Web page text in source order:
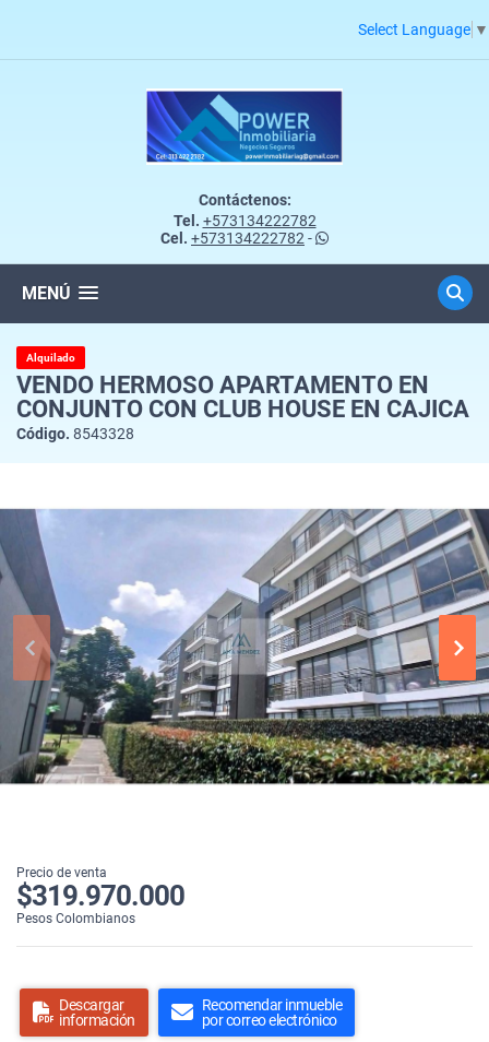
Select Language ▼
Contáctenos:
Tel. +573134222782
Cel. +573134222782 -
MENÚ
Alquilado
VENDO HERMOSO APARTAMENTO EN
CONJUNTO CON CLUB HOUSE EN CAJICA
Código. 8543328
Precio de venta
$319.970.000
Pesos Colombianos
Descargar
información
Recomendar inmueble
por correo electrónico